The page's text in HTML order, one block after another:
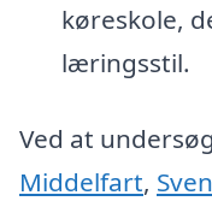
køreskole,
læringsstil.
Ved at
Middelfart,